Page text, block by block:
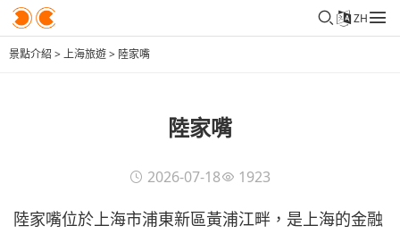
ZH
景點介紹 >上海旅遊> 陸家嘴
陸家嘴
2026-07-18 1923
陸家嘴位於上海市浦東新區黃浦江畔，是上海的金融